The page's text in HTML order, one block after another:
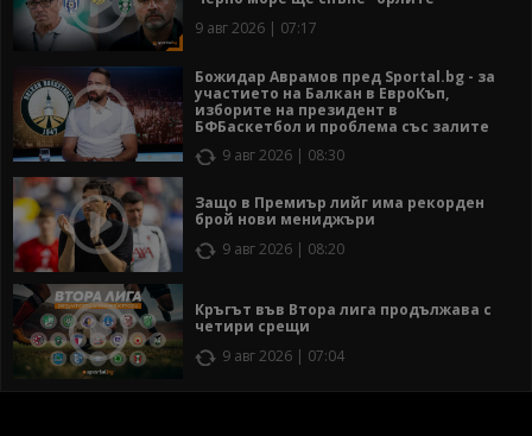
9 авг 2026 | 07:17
Божидар Аврамов пред Sportal.bg - за
участието на Балкан в ЕвроКъп,
изборите на президент в
БФБаскетбол и проблема със залите
9 авг 2026 | 08:30
Защо в Премиър лийг има рекорден
брой нови мениджъри
9 авг 2026 | 08:20
Кръгът във Втора лига продължава с
четири срещи
9 авг 2026 | 07:04